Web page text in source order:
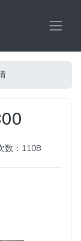
数：1108